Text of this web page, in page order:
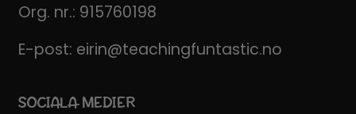
Org. nr.: 915760198
E-post: eirin@teachingfuntastic.no
SOCIALA MEDIER